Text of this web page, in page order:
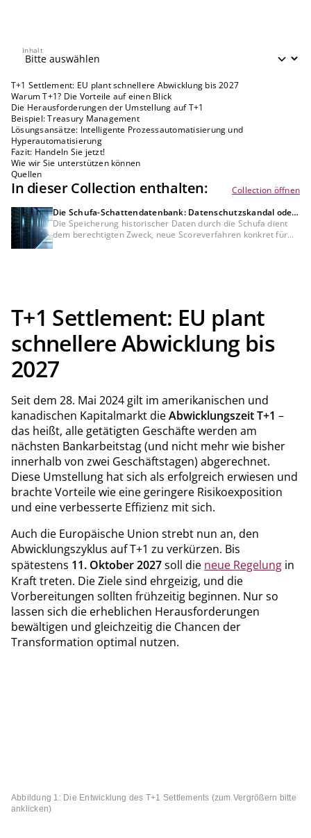
Inhalt
Inhalt
T+1 Settlement: EU plant schnellere Abwicklung bis 2027
Warum T+1? Die Vorteile auf einen Blick
Die Herausforderungen der Umstellung auf T+1
Beispiel: Treasury Management
Lösungsansätze: Intelligente Prozessautomatisierung und
Hyperautomatisierung
Fazit: Handeln Sie jetzt!
Wie wir Sie unterstützen können
Quellen
In dieser Collection enthalten:
Collection öffnen
Die Schufa-Schattendatenbank: Datenschutzskandal oder
Bedürfnis der Kreditwirtschaft?
Die Speicherung historischer Daten durch die Schufa dient
dem berechtigten Zweck, neue Scoreverfahren konkret für
T+1 Settlement: EU plant
schnellere Abwicklung bis
2027
Seit dem 28. Mai 2024 gilt im amerikanischen und
kanadischen Kapitalmarkt dieAbwicklungszeit T+1 –
das heißt, alle getätigten Geschäfte werden am
nächsten Bankarbeitstag (und nicht mehr wie bisher
innerhalb von zwei Geschäftstagen) abgerechnet.
Diese Umstellung hat sich als erfolgreich erwiesen und
brachte Vorteile wie eine geringere Risikoexposition
und eine verbesserte Effizienz mit sich.
Auch die Europäische Union strebt nun an, den
Abwicklungszyklus auf T+1 zu verkürzen. Bis
spätestens 11. Oktober 2027soll die neue Regelung in
Kraft treten. Die Ziele sind ehrgeizig, und die
Vorbereitungen sollten frühzeitig beginnen. Nur so
lassen sich die erheblichen Herausforderungen
bewältigen und gleichzeitig die Chancen der
Transformation optimal nutzen.
Abbildung 1: Die Entwicklung des T+1 Settlements (zum Vergrößern bitte
anklicken)